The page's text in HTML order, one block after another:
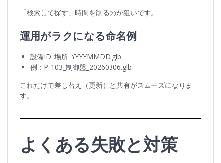
「検索して探す」時間を削るのが狙いです。
運用がラクになる命名例
設備ID_場所_YYYYMMDD.glb
例：P-103_制御盤_20260306.glb
これだけで差し替え（更新）と共有がスムーズになりま
す。
よくある失敗と対策